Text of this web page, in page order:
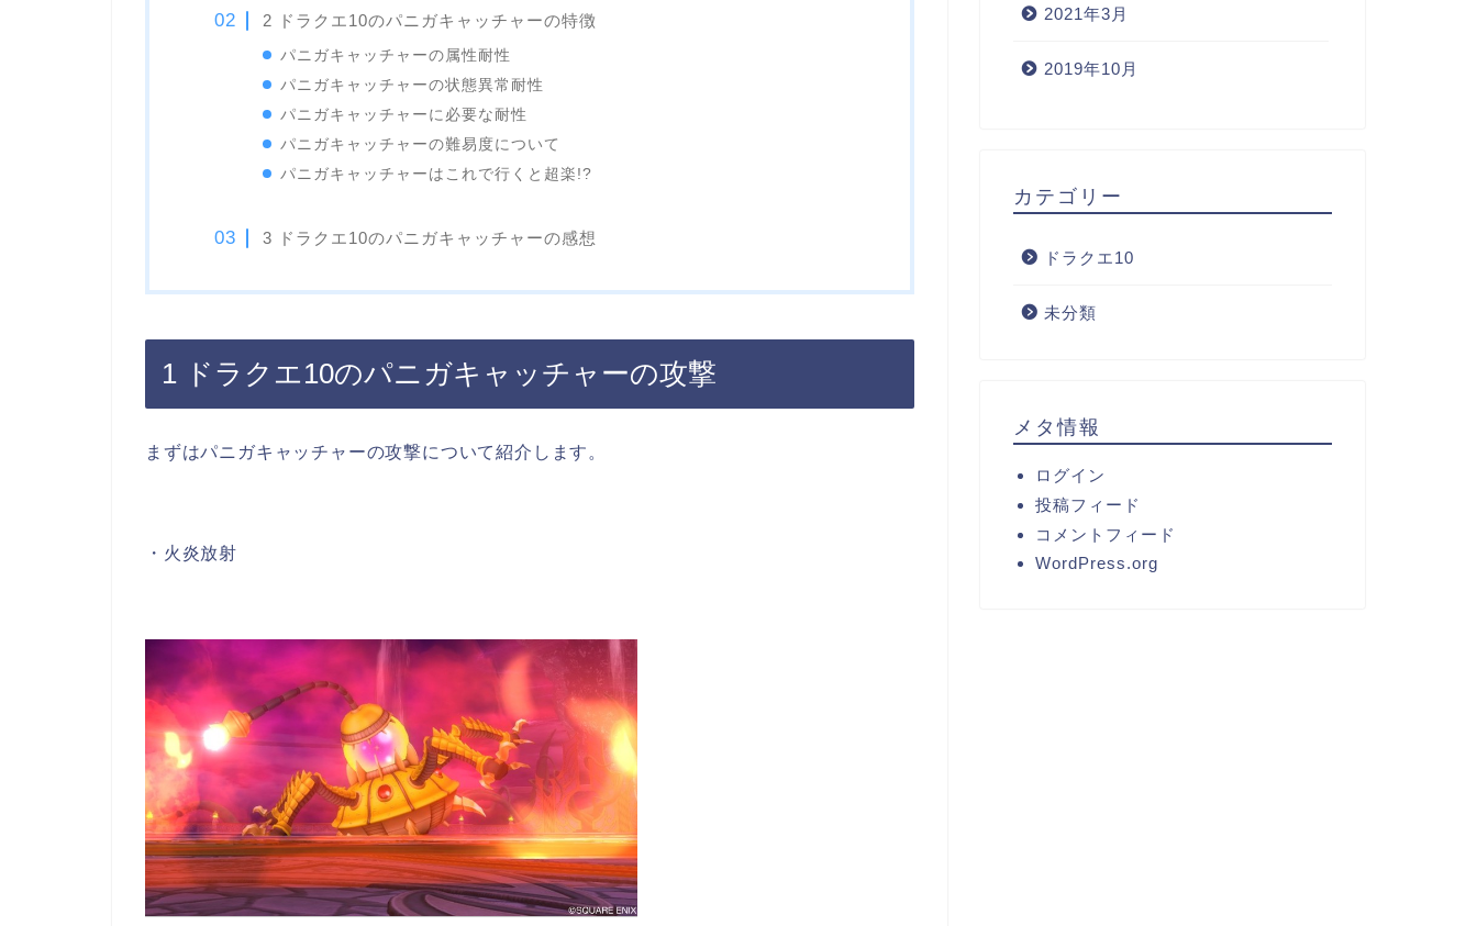
2 ドラクエ10のパニガキャッチャーの特徴
パニガキャッチャーの属性耐性
パニガキャッチャーの状態異常耐性
パニガキャッチャーに必要な耐性
パニガキャッチャーの難易度について
パニガキャッチャーはこれで行くと超楽!?
3 ドラクエ10のパニガキャッチャーの感想
1 ドラクエ10のパニガキャッチャーの攻撃
まずはパニガキャッチャーの攻撃について紹介します。
・火炎放射
2021年3月
2019年10月
カテゴリー
ドラクエ10
未分類
メタ情報
ログイン
投稿フィード
コメントフィード
WordPress.org